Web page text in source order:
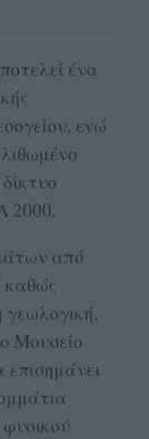
ένα
ενώ
2000.
από
καθώς
γεωλογική,
Μουσείο
επισημάνει